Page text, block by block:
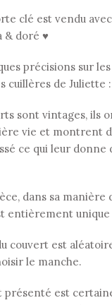
clé est vendu
& doré ♥
précisions sur
cuillères de Juliette :
sont vintages, ils
vie et montrent
ce qui leur donne
dans sa manière
entièrement unique
couvert est
le manche.
présenté est